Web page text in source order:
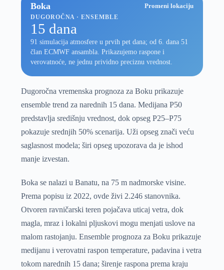
Boka Promeni lokaciju
DUGOROČNA · ENSEMBLE
15 dana
91 simulacija atmosfere u prvih pet dana; od 6. dana 51
član ECMWF ansambla. Prikazujemo raspone i
verovatnoće, ne jednu prividno preciznu vrednost.
Dugoročna vremenska prognoza za Boku prikazuje
ensemble trend za narednih 15 dana. Medijana P50
predstavlja središnju vrednost, dok opseg P25–P75
pokazuje srednjih 50% scenarija. Uži opseg znači veću
saglasnost modela; širi opseg upozorava da je ishod
manje izvestan.
Boka se nalazi u Banatu, na 75 m nadmorske visine.
Prema popisu iz 2022, ovde živi 2.246 stanovnika.
Otvoren ravničarski teren pojačava uticaj vetra, dok
magla, mraz i lokalni pljuskovi mogu menjati uslove na
malom rastojanju. Ensemble prognoza za Boku prikazuje
medijanu i verovatni raspon temperature, padavina i vetra
tokom narednih 15 dana; širenje raspona prema kraju